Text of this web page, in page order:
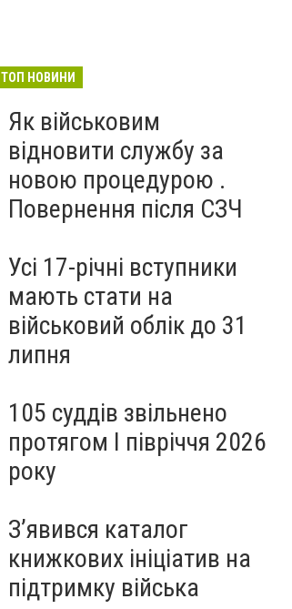
ТОП НОВИНИ
Як військовим
відновити службу за
новою процедурою .
Повернення після СЗЧ
Усі 17-річні вступники
мають стати на
військовий облік до 31
липня
105 суддів звільнено
протягом I півріччя 2026
року
З’явився каталог
книжкових ініціатив на
підтримку війська